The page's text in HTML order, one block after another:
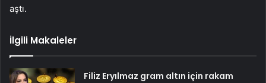
aştı.
İlgili Makaleler
Filiz Eryılmaz gram altın için rakam